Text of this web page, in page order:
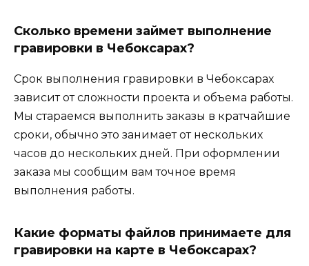
Сколько времени займет выполнение
гравировки в Чебоксарах?
Срок выполнения гравировки в Чебоксарах
зависит от сложности проекта и объема работы.
Мы стараемся выполнить заказы в кратчайшие
сроки, обычно это занимает от нескольких
часов до нескольких дней. При оформлении
заказа мы сообщим вам точное время
выполнения работы.
Какие форматы файлов принимаете для
гравировки на карте в Чебоксарах?